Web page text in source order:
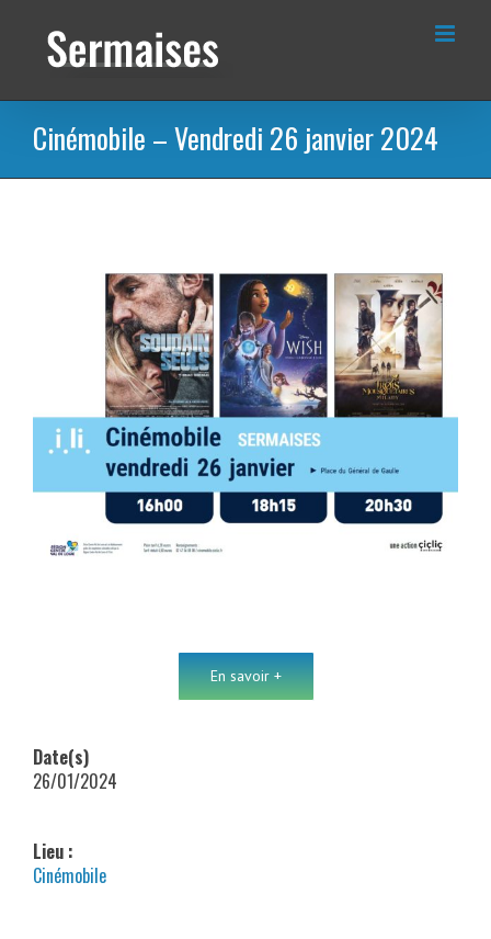
contenu
Cinémobile – Vendredi 26 janvier 2024
En savoir +
Date(s)
26/01/2024
Lieu :
Cinémobile